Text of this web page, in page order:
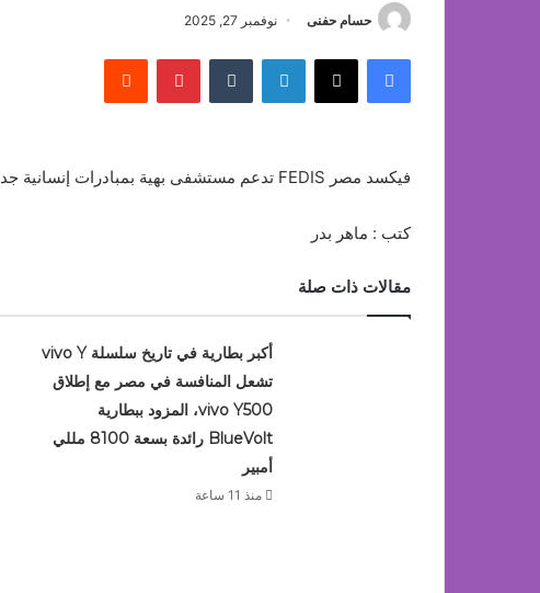
حسام حفنى نوفمبر 27, 2025
فيسبوك ‫X لينكدإن بينتيريست
فيكسد مصر FEDIS تدعم مستشفى بهية بمبادرات إنسانية جديدة ضمن مسؤوليتها المجتمعية
كتب : ماهر بدر
مقالات ذات صلة
أكبر بطارية في تاريخ سلسلة vivo Y
تشعل المنافسة في مصر مع إطلاق
vivo Y500، المزود ببطارية
BlueVolt رائدة بسعة 8100 مللي
أمبير
منذ 11 ساعة